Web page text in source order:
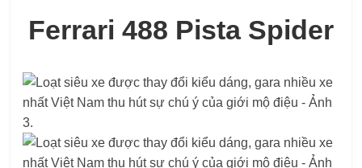
Ferrari 488 Pista Spider